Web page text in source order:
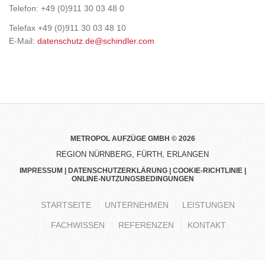
Telefon: +49 (0)911 30 03 48 0
Telefax +49 (0)911 30 03 48 10
E-Mail: datenschutz.de@schindler.com
METROPOL AUFZÜGE GMBH © 2026
REGION NÜRNBERG, FÜRTH, ERLANGEN
IMPRESSUM DATENSCHUTZERKLÄRUNG| COOKIE-RICHTLINIE|
ONLINE-NUTZUNGSBEDINGUNGEN
STARTSEITE UNTERNEHMEN LEISTUNGEN
FACHWISSEN REFERENZEN KONTAKT